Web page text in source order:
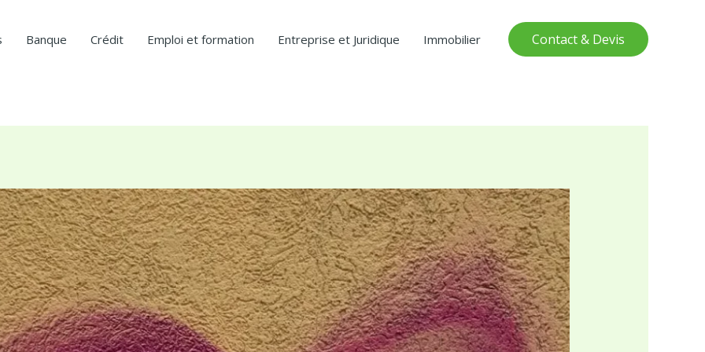
Banque Crédit Emploi et formation Entreprise et Juridique Immobilier Contact & Devis